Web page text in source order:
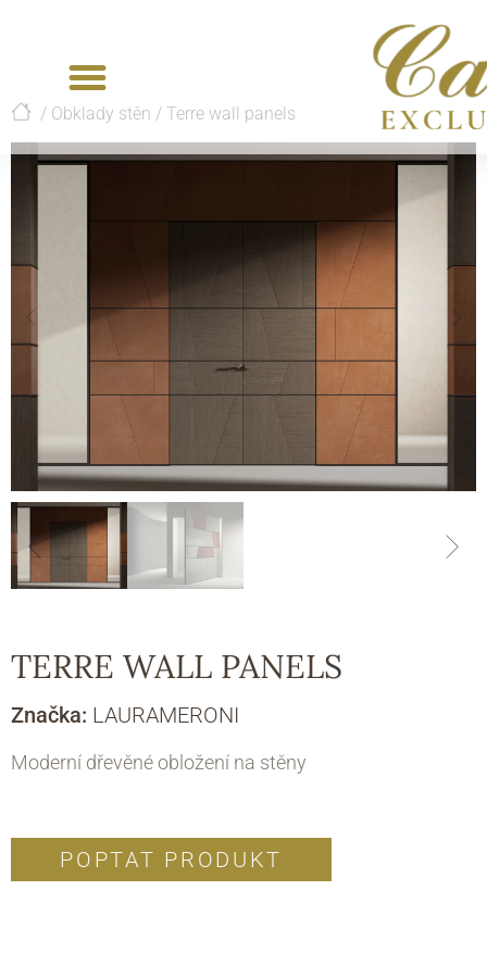
/ Obklady stěn / Terre wall panels
TERRE WALL PANELS
Značka: LAURAMERONI
Moderní dřevěné obložení na stěny
POPTAT PRODUKT